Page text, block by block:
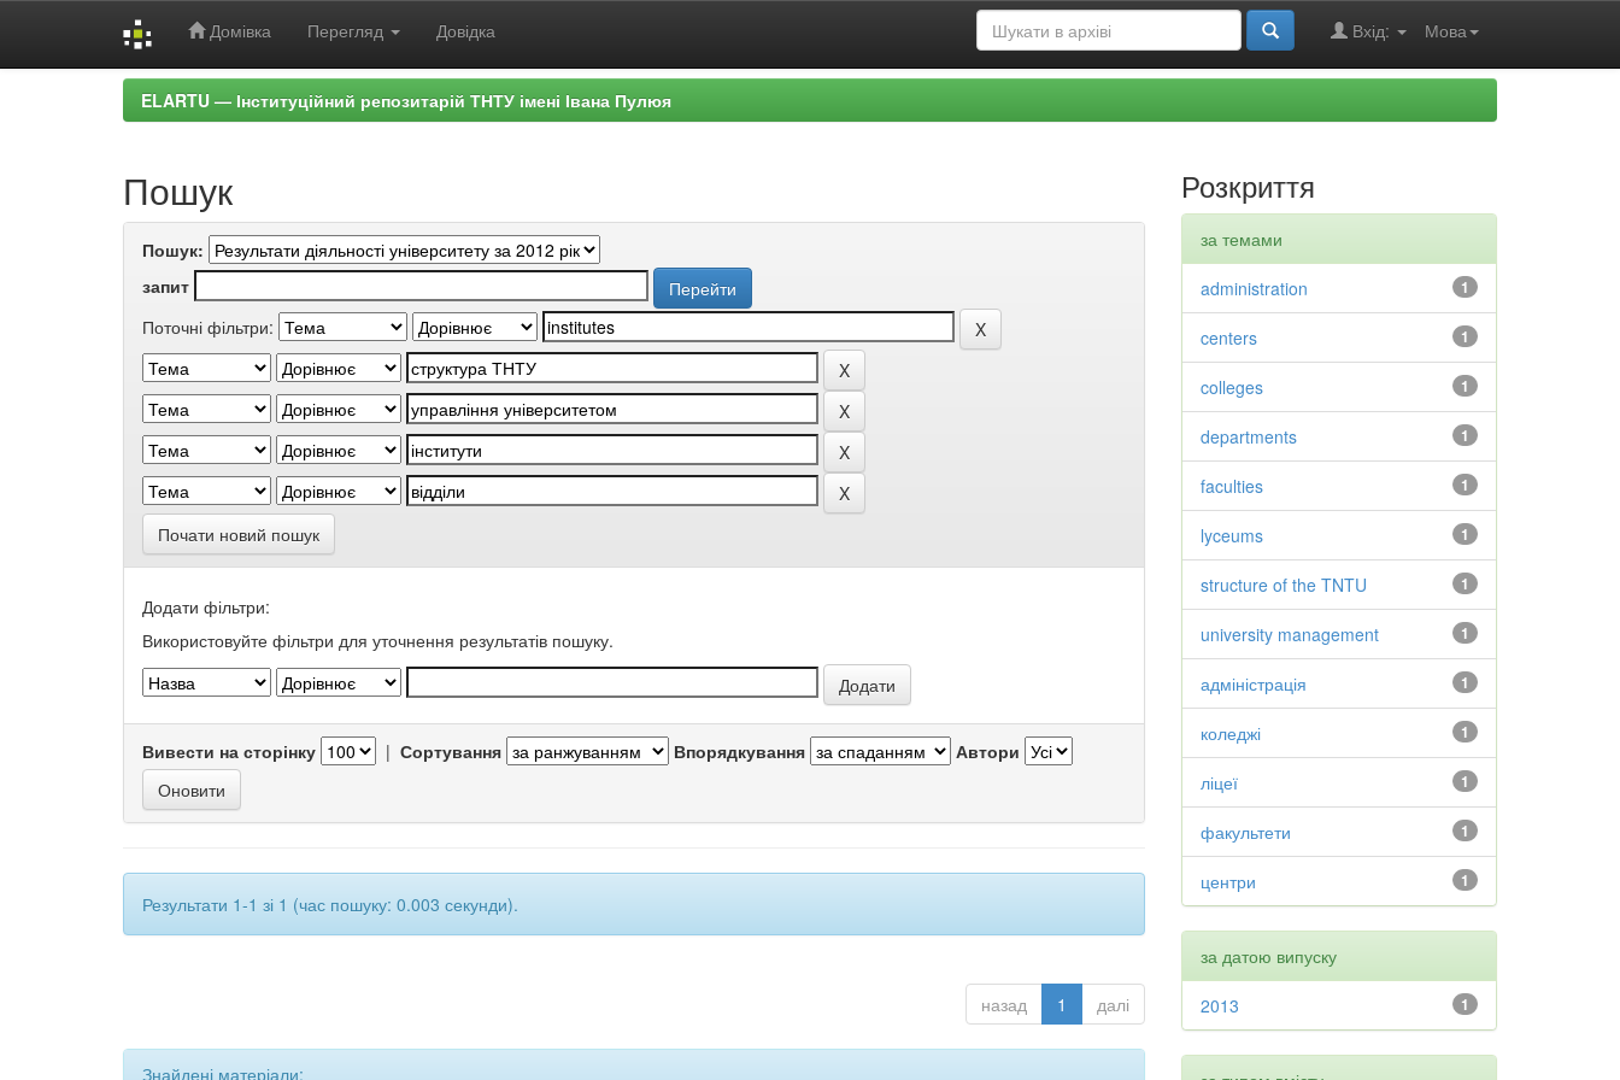
Домівка Перегляд Довідка Мова
Вхід:
ELARTU — Інституційний репозитарій ТНТУ імені Івана Пулюя
Пошук
Пошук:
запит
Поточні фільтри:
Почати новий пошук
Додати фільтри:
Використовуйте фільтри для уточнення результатів пошуку.
Вивести на сторінку | Сортування Впорядкування Автори
Результати 1-1 зі 1 (час пошуку: 0.003 секунди).
назад 1 далі
Знайдені матеріали:
Розкриття
за темами
1
administration
1
centers
1
colleges
1
departments
1
faculties
1
lyceums
1
structure of the TNTU
1
university management
1
адміністрація
1
коледжі
1
ліцеї
1
факультети
1
центри
за датою випуску
1
2013